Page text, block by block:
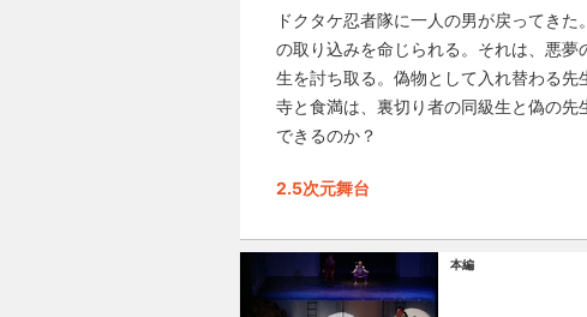
ドクタケ忍者隊に一人の男が戻ってき
の取り込みを命じられる。それは、悪
生を討ち取る。偽物として入れ替わる
寺と食満は、裏切り者の同級生と偽の
できるのか？
2.5次元舞台
本編